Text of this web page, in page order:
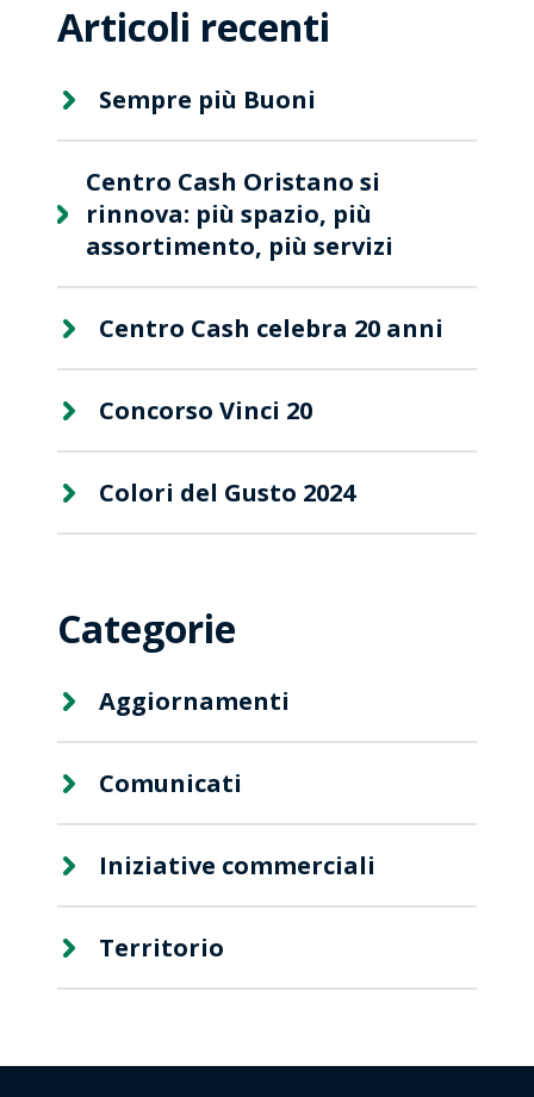
Articoli recenti
Sempre più Buoni
Centro Cash Oristano si
rinnova: più spazio, più
assortimento, più servizi
Centro Cash celebra 20 anni
Concorso Vinci 20
Colori del Gusto 2024
Categorie
Aggiornamenti
Comunicati
Iniziative commerciali
Territorio